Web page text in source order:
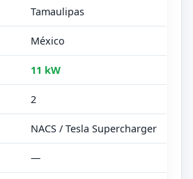
Tamaulipas
México
11 kW
2
NACS / Tesla Supercharger
—